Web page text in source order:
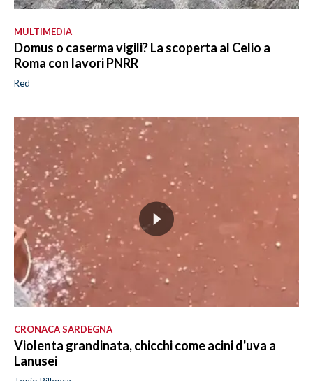
MULTIMEDIA
Domus o caserma vigili? La scoperta al Celio a
Roma con lavori PNRR
Red
CRONACA SARDEGNA
Violenta grandinata, chicchi come acini d'uva a
Lanusei